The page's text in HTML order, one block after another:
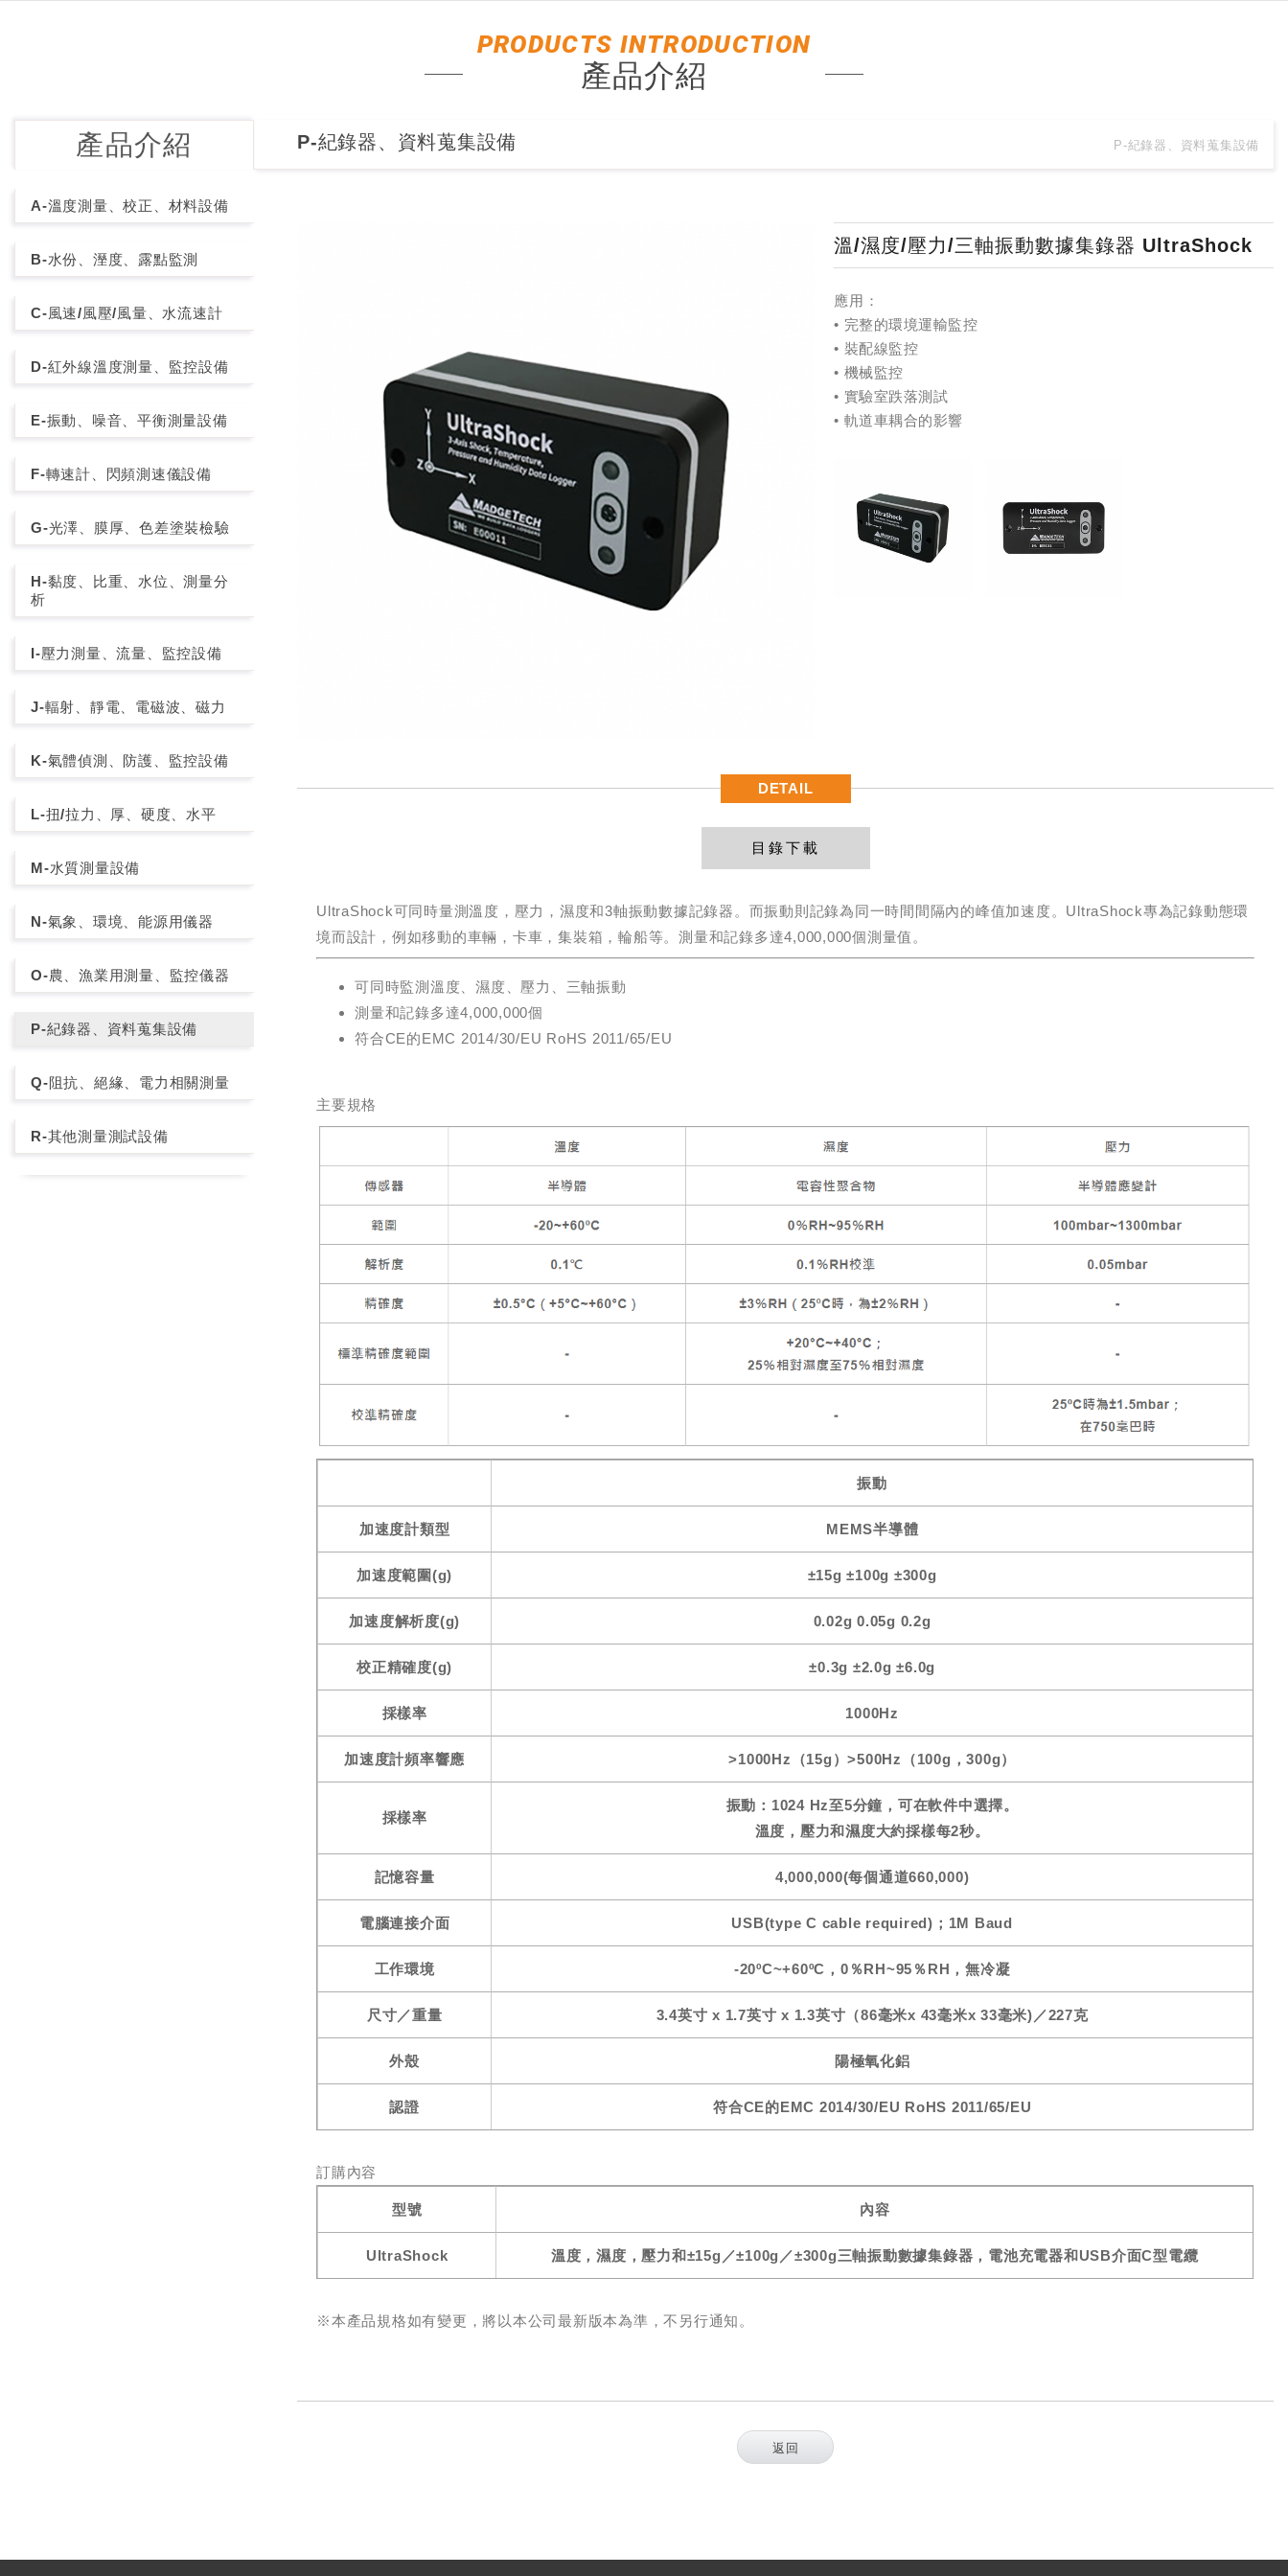
PRODUCTS INTRODUCTION
產品介紹
產品介紹
A-溫度測量、校正、材料設備
B-水份、溼度、露點監測
C-風速/風壓/風量、水流速計
D-紅外線溫度測量、監控設備
E-振動、噪音、平衡測量設備
F-轉速計、閃頻測速儀設備
G-光澤、膜厚、色差塗裝檢驗
H-黏度、比重、水位、測量分
析
I-壓力測量、流量、監控設備
J-輻射、靜電、電磁波、磁力
K-氣體偵測、防護、監控設備
L-扭/拉力、厚、硬度、水平
M-水質測量設備
N-氣象、環境、能源用儀器
O-農、漁業用測量、監控儀器
P-紀錄器、資料蒐集設備
Q-阻抗、絕緣、電力相關測量
R-其他測量測試設備
P-紀錄器、資料蒐集設備
P-紀錄器、資料蒐集設備
溫/濕度/壓力/三軸振動數據集錄器 UltraShock
應用：
• 完整的環境運輸監控
• 裝配線監控
• 機械監控
• 實驗室跌落測試
• 軌道車耦合的影響
DETAIL
目錄下載
UltraShock可同時量測溫度，壓力，濕度和3軸振動數據記錄器。而振動則記錄為同一時間間隔內的峰值加速度。UltraShock專為記錄動態環
境而設計，例如移動的車輛，卡車，集裝箱，輪船等。測量和記錄多達4,000,000個測量值。
可同時監測溫度、濕度、壓力、三軸振動
測量和記錄多達4,000,000個
符合CE的EMC 2014/30/EU RoHS 2011/65/EU
主要規格
振動
加速度計類型 MEMS半導體
加速度範圍(g) ±15g ±100g ±300g
加速度解析度(g) 0.02g 0.05g 0.2g
校正精確度(g) ±0.3g ±2.0g ±6.0g
採樣率 1000Hz
加速度計頻率響應 >1000Hz（15g）>500Hz（100g，300g）
採樣率
振動：1024 Hz至5分鐘，可在軟件中選擇。
溫度，壓力和濕度大約採樣每2秒。
記憶容量 4,000,000(每個通道660,000)
電腦連接介面 USB(type C cable required)；1M Baud
工作環境 -20ºC~+60ºC，0％RH~95％RH，無冷凝
尺寸／重量 3.4英寸 x 1.7英寸 x 1.3英寸（86毫米x 43毫米x 33毫米)／227克
外殼 陽極氧化鋁
認證 符合CE的EMC 2014/30/EU RoHS 2011/65/EU
訂購內容
型號 內容
UltraShock 溫度，濕度，壓力和±15g／±100g／±300g三軸振動數據集錄器，電池充電器和USB介面C型電纜
※本產品規格如有變更，將以本公司最新版本為準，不另行通知。
返回